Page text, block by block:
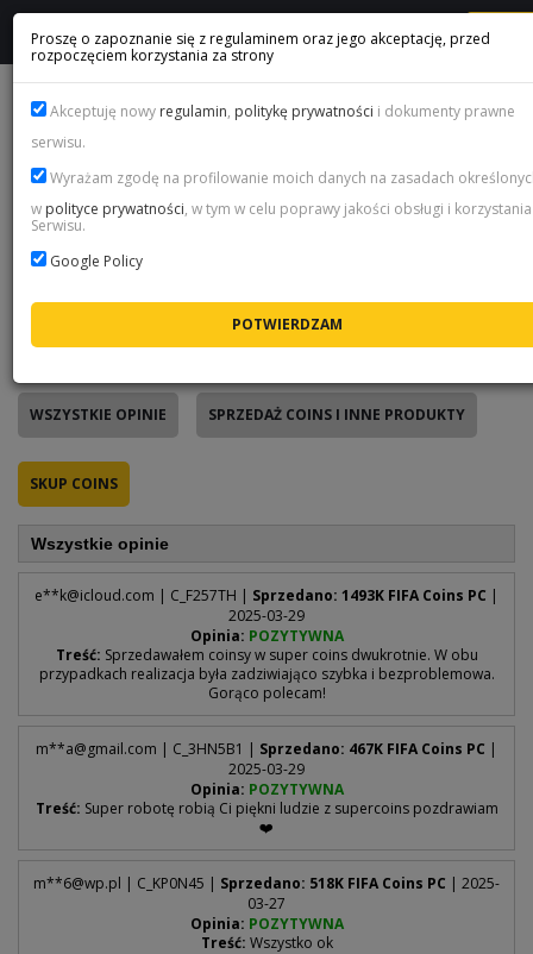
FIFA COINS OPINIE KLIENTÓW
Prawdziwe opinie - tylko po zakupie
Każdą opinię na tej stronie wystawił klient po
zrealizowanym zamówieniu - przez jednorazowy link, który
zewnątrz, dlatego poniżej czytasz prawdziwe
doświadczenia z naszym sklepem, a nie marketing.
WSZYSTKIE OPINIE SPRZEDAŻ COINS I INNE PRODUKTY
SKUP COINS
Wszystkie opinie
e**k@icloud.com | C_F257TH | Sprzedano: 1493K FIFA Coins PC |
2025-03-29
Opinia: POZYTYWNA
Treść: Sprzedawałem coinsy w super coins dwukrotnie. W obu
przypadkach realizacja była zadziwiająco szybka i bezproblemowa.
Gorąco polecam!
m**a@gmail.com | C_3HN5B1 | Sprzedano: 467K FIFA Coins PC |
2025-03-29
Opinia: POZYTYWNA
Treść: Super robotę robią Ci piękni ludzie z supercoins pozdrawiam
❤️
m**6@wp.pl | C_KP0N45 | Sprzedano: 518K FIFA Coins PC | 2025-
03-27
Opinia: POZYTYWNA
Treść: Wszystko ok
Proszę o zapoznanie się z regulaminem oraz jego akceptację, przed
rozpoczęciem korzystania za strony
Akceptuję nowy regulamin, politykę prywatności i dokumenty prawne
serwisu.
Wyrażam zgodę na profilowanie moich danych na zasadach
w polityce prywatności, w tym w celu poprawy jakości obsługi i
Serwisu.
Google Policy